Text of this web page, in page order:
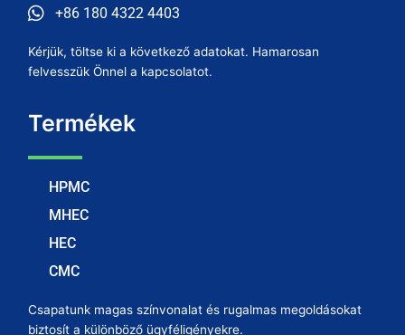
+86 180 4322 4403
Kérjük, töltse ki a következő adatokat. Hamarosan
felvesszük Önnel a kapcsolatot.
Termékek
HPMC
MHEC
HEC
CMC
Csapatunk magas színvonalat és rugalmas megoldásokat
biztosít a különböző ügyféligényekre.